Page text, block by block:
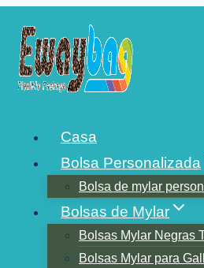
contenido
Casa
Bolsa Personalizada
Bolsa de mylar
Bolsas de Mylar
Bolsas Mylar Negras
Bolsas Mylar para
IMPRESAS
MÍNIMO